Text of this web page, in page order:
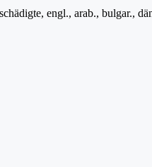
engl., arab., bulgar.,